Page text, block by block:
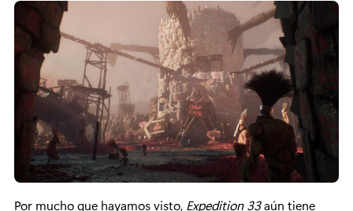
Por mucho que hayamos visto, Expedition 33aún tiene